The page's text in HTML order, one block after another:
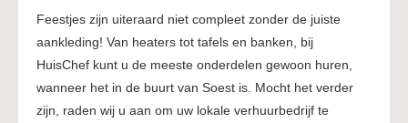
Feestjes zijn uiteraard niet compleet zonder de juiste
aankleding! Van heaters tot tafels en banken, bij
HuisChef kunt u de meeste onderdelen gewoon huren,
wanneer het in de buurt van Soest is. Mocht het verder
zijn, raden wij u aan om uw lokale verhuurbedrijf te